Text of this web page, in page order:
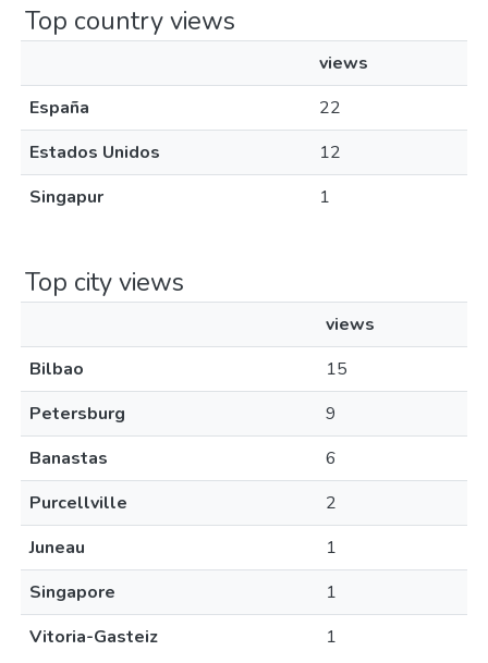
Top country views
views
España
22
Estados Unidos
12
Singapur
1
Top city views
views
Bilbao
15
Petersburg
9
Banastas
6
Purcellville
2
Juneau
1
Singapore
1
Vitoria-Gasteiz
1